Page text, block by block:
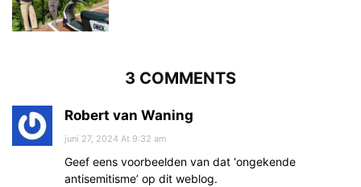
3 COMMENTS
Robert van Waning
juni 27, 2024 At 9:32 am
Geef eens voorbeelden van dat ‘ongekende
antisemitisme’ op dit weblog.